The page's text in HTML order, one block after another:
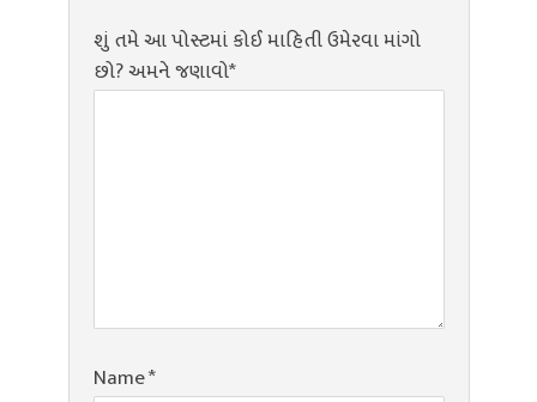
શું તમે આ પોસ્ટમાં કોઈ માહિતી ઉમેરવા માંગો
છો? અમને જણાવો*
Name*